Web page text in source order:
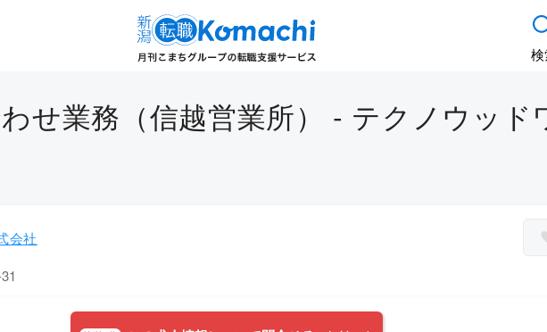
せ業務（信越営業所） - テクノウッド
会社